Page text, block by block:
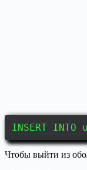
INSERT
Чтобы выйти из